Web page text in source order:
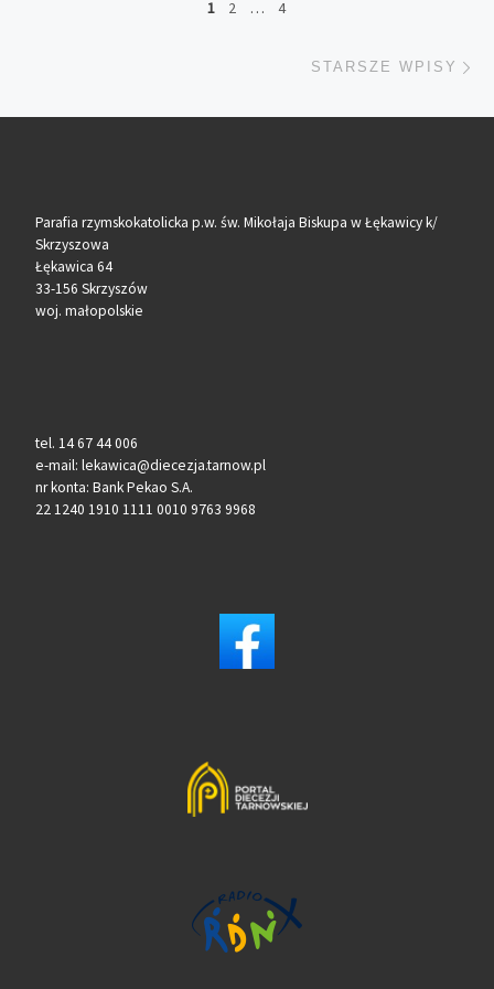
1 2 … 4
STARSZE WPISY
Parafia rzymskokatolicka p.w. św. Mikołaja Biskupa w Łękawicy k/
Skrzyszowa
Łękawica 64
33-156 Skrzyszów
woj. małopolskie
tel. 14 67 44 006
e-mail: lekawica@diecezja.tarnow.pl
nr konta: Bank Pekao S.A.
22 1240 1910 1111 0010 9763 9968